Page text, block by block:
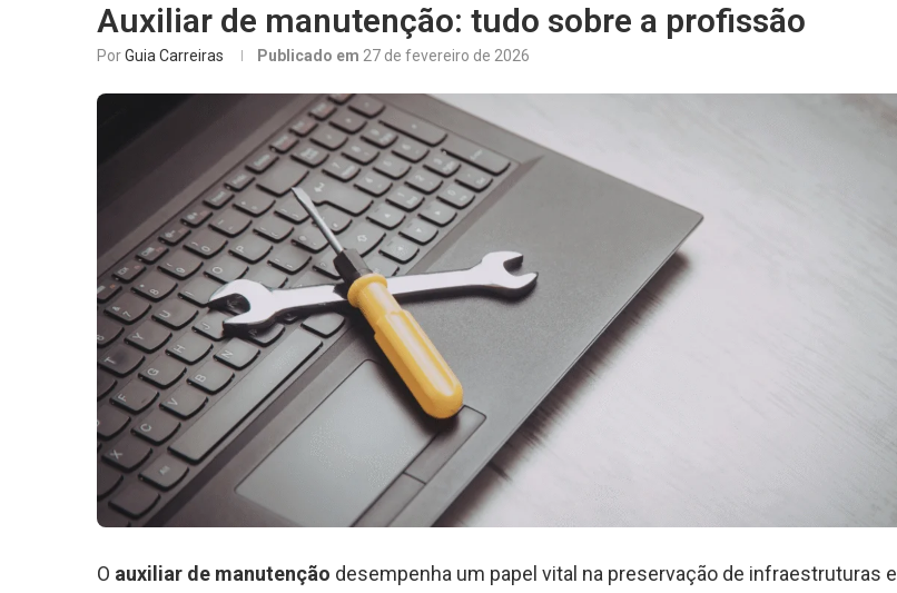
Auxiliar de manutenção: tudo sobre a profissão
PorGuia Carreiras Publicado em 27 de fevereiro de 2026
O auxiliar de manutenção desempenha um papel vital na preservação de infraestruturas e